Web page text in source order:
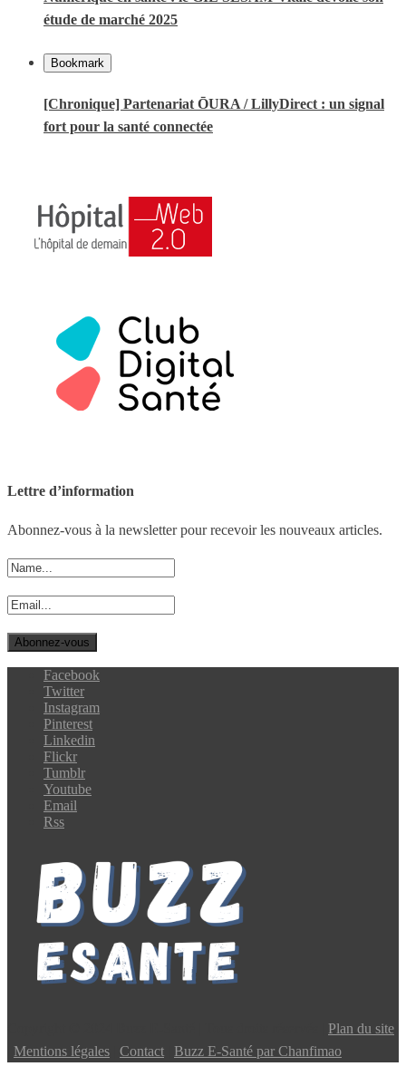
étude de marché 2025
Bookmark
[Chronique] Partenariat ŌURA / LillyDirect : un signal
fort pour la santé connectée
Lettre d’information
Abonnez-vous à la newsletter pour recevoir les nouveaux articles.
Facebook
Twitter
Instagram
Pinterest
Linkedin
Flickr
Tumblr
Youtube
Email
Rss
Plan du site
Mentions légales Contact Buzz E-Santé par Chanfimao